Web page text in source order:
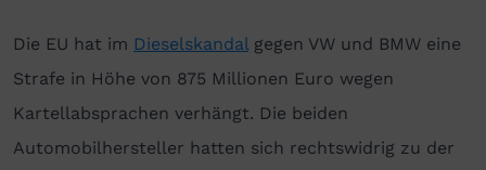
Die EU hat im Dieselskandalgegen VW und BMW eine
Strafe in Höhe von 875 Millionen Euro wegen
Kartellabsprachen verhängt. Die beiden
Automobilhersteller hatten sich rechtswidrig zu der